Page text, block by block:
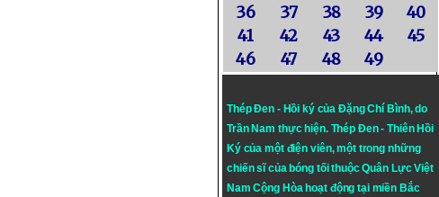
36
37 38 39
40
41
42 43 44
45
46
47 48 49
Thép Đen - Hồi ký của Đặng Chí Bình, do
Trần Nam thực hiện. Thép Đen- Thiên Hồi
Ký của một điện viên, một trong những
chiến sĩ của bóng tối thuộc Quân Lực Việt
Nam Cộng Hòa hoạt động tại miền Bắc